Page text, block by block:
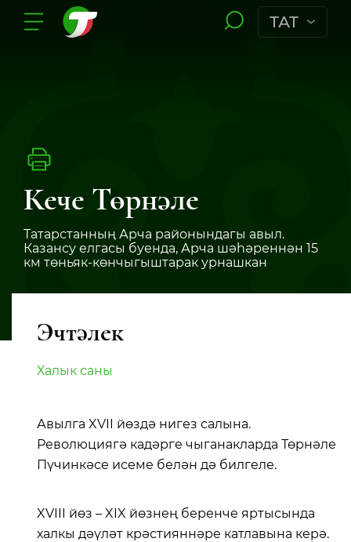
ТАТ
Кече Төрнәле
Татарстанның Арча районындагы авыл.
Казансу елгасы буенда, Арча шәһәреннән 15
км төньяк-көнчыгыштарак урнашкан
Эчтәлек
Халык саны
Авылга XVII йөздә нигез салына.
Революциягә кадәрге чыганакларда Төрнәле
Пүчинкәсе исеме белән дә билгеле.
XVIII йөз – XIX йөзнең беренче яртысында
халкы дәүләт крәстияннәре катлавына керә.